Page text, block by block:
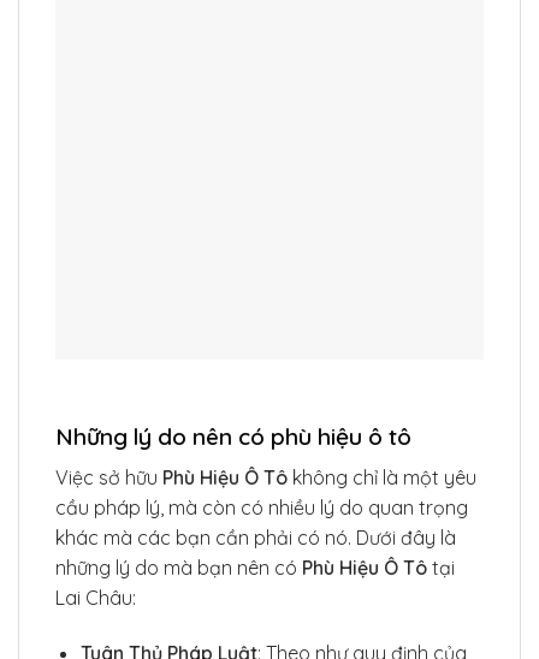
Những lý do nên có phù hiệu ô tô
Việc sở hữu Phù Hiệu Ô Tô không chỉ là một yêu
cầu pháp lý, mà còn có nhiều lý do quan trọng
khác mà các bạn cần phải có nó. Dưới đây là
những lý do mà bạn nên có Phù Hiệu Ô Tô tại
Lai Châu:
Tuân Thủ Pháp Luật: Theo như quy định của